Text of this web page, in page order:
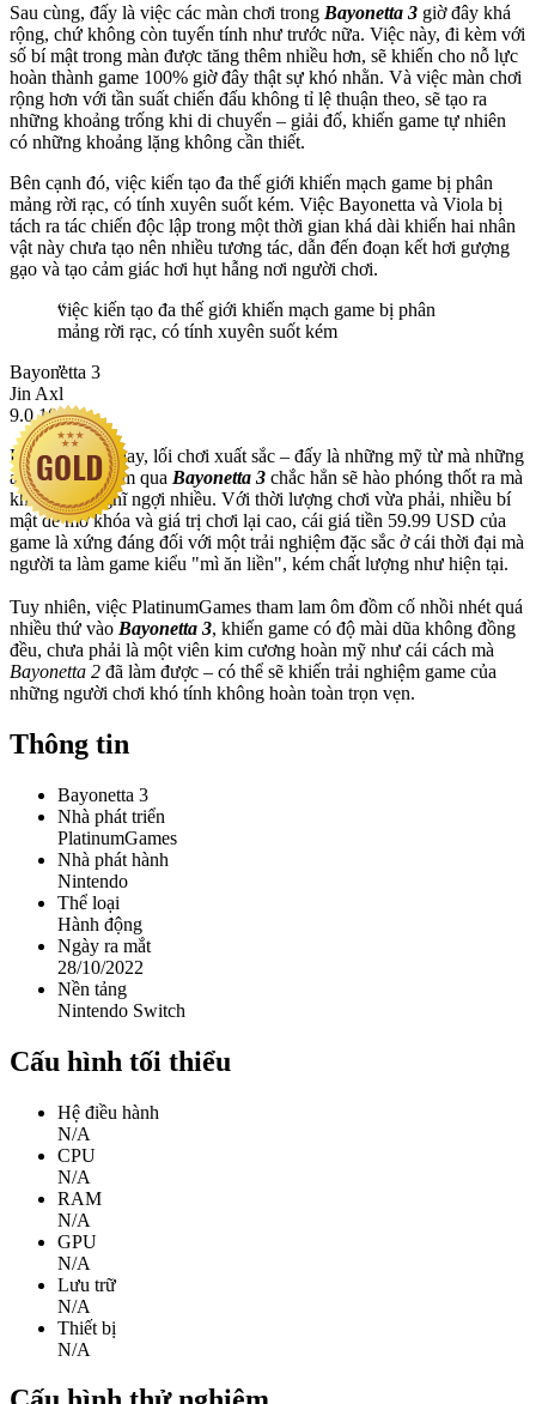
Sau cùng, đấy là việc các màn chơi trong Bayonetta 3 giờ đây khá
rộng, chứ không còn tuyến tính như trước nữa. Việc này, đi kèm với
số bí mật trong màn được tăng thêm nhiều hơn, sẽ khiến cho nỗ lực
hoàn thành game 100% giờ đây thật sự khó nhằn. Và việc màn chơi
rộng hơn với tần suất chiến đấu không tỉ lệ thuận theo, sẽ tạo ra
những khoảng trống khi di chuyển – giải đố, khiến game tự nhiên
có những khoảng lặng không cần thiết.
Bên cạnh đó, việc kiến tạo đa thế giới khiến mạch game bị phân
mảng rời rạc, có tính xuyên suốt kém. Việc Bayonetta và Viola bị
tách ra tác chiến độc lập trong một thời gian khá dài khiến hai nhân
vật này chưa tạo nên nhiều tương tác, dẫn đến đoạn kết hơi gượng
gạo và tạo cảm giác hơi hụt hẫng nơi người chơi.
việc kiến tạo đa thế giới khiến mạch game bị phân
mảng rời rạc, có tính xuyên suốt kém
Bayonetta 3
Jin Axl
9.0 10
Hình đẹp, âm hay, lối chơi xuất sắc – đấy là những mỹ từ mà những
ai đã trải nghiệm qua Bayonetta 3 chắc hẳn sẽ hào phóng thốt ra mà
không cần nghĩ ngợi nhiều. Với thời lượng chơi vừa phải, nhiều bí
mật để mở khóa và giá trị chơi lại cao, cái giá tiền 59.99 USD của
game là xứng đáng đối với một trải nghiệm đặc sắc ở cái thời đại mà
người ta làm game kiểu "mì ăn liền", kém chất lượng như hiện tại.
Tuy nhiên, việc PlatinumGames tham lam ôm đồm cố nhồi nhét quá
nhiều thứ vào Bayonetta 3, khiến game có độ mài dũa không đồng
đều, chưa phải là một viên kim cương hoàn mỹ như cái cách mà
Bayonetta 2 đã làm được – có thể sẽ khiến trải nghiệm game của
những người chơi khó tính không hoàn toàn trọn vẹn.
Thông tin
Bayonetta 3
Nhà phát triển
PlatinumGames
Nhà phát hành
Nintendo
Thể loại
Hành động
Ngày ra mắt
28/10/2022
Nền tảng
Nintendo Switch
Cấu hình tối thiểu
Hệ điều hành
N/A
CPU
N/A
RAM
N/A
GPU
N/A
Lưu trữ
N/A
Thiết bị
N/A